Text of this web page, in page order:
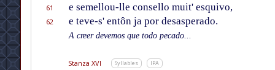
61
e semellou-lle consello muit' esquivo,
62
e teve-s' entôn ja por desasperado.
A creer devemos que todo pecado...
Stanza XVI Syllables IPA